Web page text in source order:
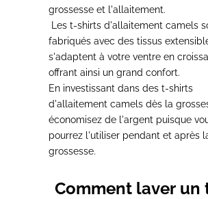
grossesse et l'allaitement.
Les t-shirts d'allaitement camels
fabriqués avec des tissus
s'adaptent à votre ventre en
offrant ainsi un grand confort.
En investissant dans des t-shirts
d'allaitement camels dès la
économisez de l'argent puisque
pourrez l'utiliser pendant et après
grossesse.
Comment laver un